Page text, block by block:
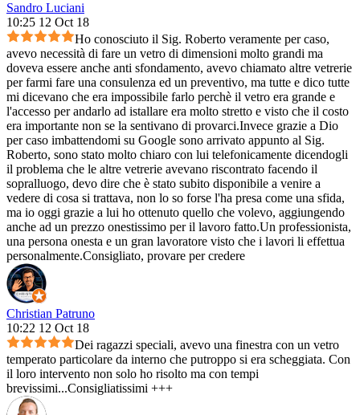
Sandro Luciani
10:25 12 Oct 18
Ho conosciuto il Sig. Roberto veramente per caso,
avevo necessità di fare un vetro di dimensioni molto grandi ma
doveva essere anche anti sfondamento, avevo chiamato altre vetrerie
per farmi fare una consulenza ed un preventivo, ma tutte e dico tutte
mi dicevano che era impossibile farlo perchè il vetro era grande e
l'accesso per andarlo ad istallare era molto stretto e visto che il costo
era importante non se la sentivano di provarci.Invece grazie a Dio
per caso imbattendomi su Google sono arrivato appunto al Sig.
Roberto, sono stato molto chiaro con lui telefonicamente dicendogli
il problema che le altre vetrerie avevano riscontrato facendo il
sopralluogo, devo dire che è stato subito disponibile a venire a
vedere di cosa si trattava, non lo so forse l'ha presa come una sfida,
ma io oggi grazie a lui ho ottenuto quello che volevo, aggiungendo
anche ad un prezzo onestissimo per il lavoro fatto.Un professionista,
una persona onesta e un gran lavoratore visto che i lavori li effettua
personalmente.Consigliato, provare per credere
Christian Patruno
10:22 12 Oct 18
Dei ragazzi speciali, avevo una finestra con un vetro
temperato particolare da interno che putroppo si era scheggiata. Con
il loro intervento non solo ho risolto ma con tempi
brevissimi...Consigliatissimi +++